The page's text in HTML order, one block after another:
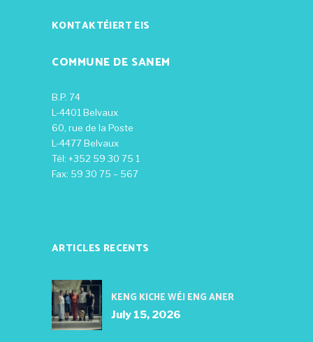
KONTAKTÉIERT EIS
COMMUNE DE SANEM
B.P. 74
L-4401 Belvaux
60, rue de la Poste
L-4477 Belvaux
Tél: +352 59 30 75 1
Fax: 59 30 75 – 567
ARTICLES RECENTS
KENG KICHE WÉI ENG ANER
July 15, 2026